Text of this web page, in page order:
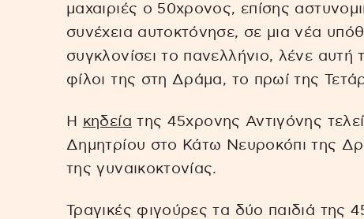
μαχαιριές ο 50χρονος, επίσης
συνέχεια αυτοκτόνησε, σε μια νέα
συγκλονίσει το πανελλήνιο, λένε
φίλοι της στη Δράμα, το πρωί της
Η κηδεία της 45χρονης Αντιγόνης
Δημητρίου στο Κάτω Νευροκόπι της
της γυναικοκτονίας.
Τραγικές φιγούρες τα δύο παιδιά της